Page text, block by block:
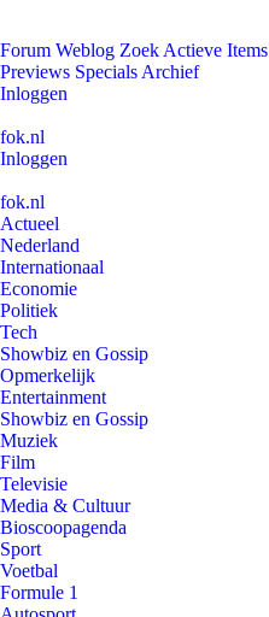
Forum Weblog Zoek Actieve Items
Previews Specials Archief
Inloggen
fok.nl
Inloggen
fok.nl
Actueel
Nederland
Internationaal
Economie
Politiek
Tech
Showbiz en Gossip
Opmerkelijk
Entertainment
Showbiz en Gossip
Muziek
Film
Televisie
Media & Cultuur
Bioscoopagenda
Sport
Voetbal
Formule 1